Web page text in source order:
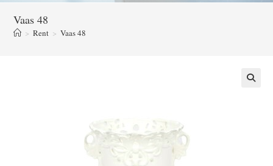
Vaas 48
> Rent > Vaas 48